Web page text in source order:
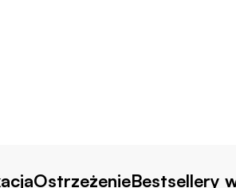
OstrzeżenieBestsellery